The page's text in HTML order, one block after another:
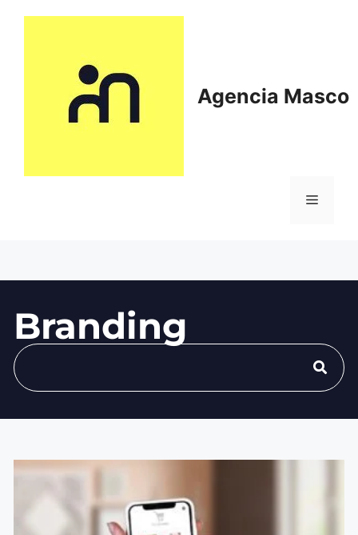
Agencia Masco
Branding